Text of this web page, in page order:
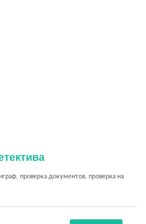
проверка документов, проверка на